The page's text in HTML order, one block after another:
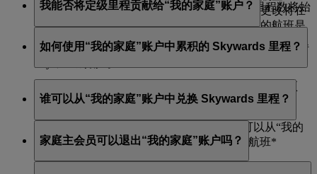
Skywards。
请注意，如果你在飞行中途更改贡献比例，该更改将在
你当前航段全部完成后才生效。例如，你当前的航班是
曼谷 – 迪拜 – 伦敦，只有当你抵达最终目的地伦敦后，
新的贡献率才会生效。
励或促销活动赚取的里程。贡献的 Skywards 里程数将始
一旦 Skywards 里程贡献给“我的家庭”账户，便无法再转
我能否将定级里程贡献给“我的家庭”账户？
级里程仍将仅计入你个人的阿联酋航空 Skywards 或
如何使用“我的家庭”账户中累积的 Skywards 里程？
“我的家庭”账户中的 Skywards 里程可用于兑换以下项
目：
支持使用“现金+里程”组合支付方式的航班*
谁可以从“我的家庭”账户中兑换 Skywards 里程？
家庭主会员和年满 18 岁的“我的家庭”成员可以从“我的
家庭”账户中兑换 Skywards 里程。
家庭主会员可以退出“我的家庭”账户吗？